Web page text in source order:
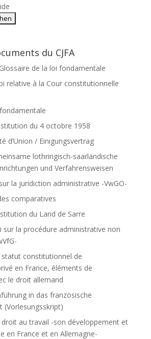
du CJFA
Glossaire de la loi fondamentale
relative à la Cour constitutionnelle
fondamentale
du 4 octobre 1958
d’Union / Einigungsvertrag
lothringisch-saarländische
und Verfahrensweisen
sur la juridiction administrative -VwGO-
comparatives
du Land de Sarre
sur la procédure administrative non
statut constitutionnel de
en France, éléments de
le droit allemand
in das französische
(Vorlesungsskript)
droit au travail -son développement et
en France et en Allemagne-